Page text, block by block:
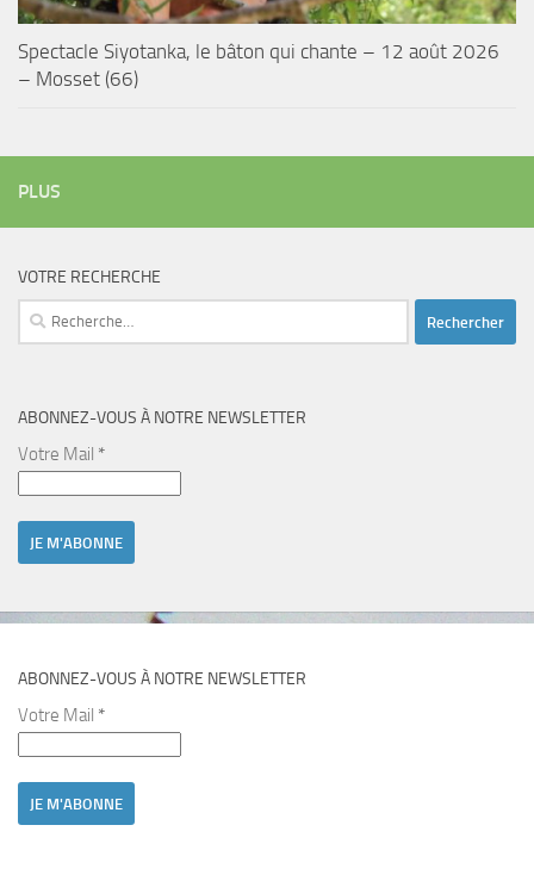
Spectacle Siyotanka, le bâton qui chante – 12 août 2026
– Mosset (66)
PLUS
VOTRE RECHERCHE
Rechercher :
ABONNEZ-VOUS À NOTRE NEWSLETTER
Votre Mail *
ABONNEZ-VOUS À NOTRE NEWSLETTER
Votre Mail *